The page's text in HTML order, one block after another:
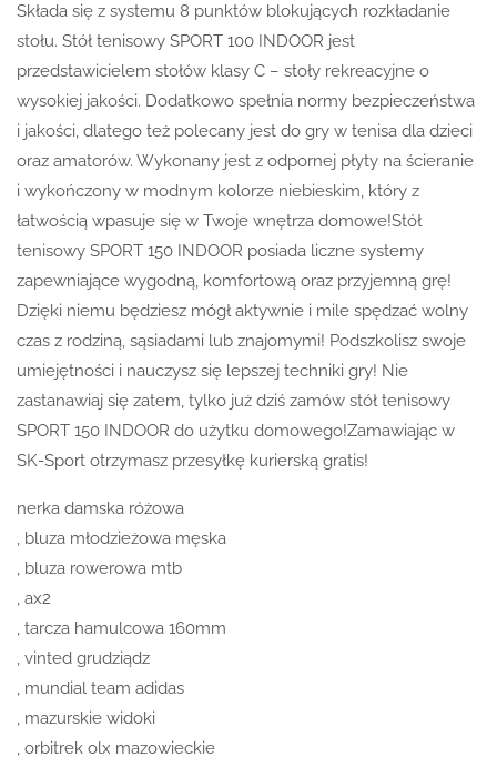
Składa się z systemu 8 punktów blokujących rozkładanie
stołu. Stół tenisowy SPORT 100 INDOOR jest
przedstawicielem stołów klasy C – stoły rekreacyjne o
wysokiej jakości. Dodatkowo spełnia normy bezpieczeństwa
i jakości, dlatego też polecany jest do gry w tenisa dla dzieci
oraz amatorów. Wykonany jest z odpornej płyty na ścieranie
i wykończony w modnym kolorze niebieskim, który z
łatwością wpasuje się w Twoje wnętrza domowe!Stół
tenisowy SPORT 150 INDOOR posiada liczne systemy
zapewniające wygodną, komfortową oraz przyjemną grę!
Dzięki niemu będziesz mógł aktywnie i mile spędzać wolny
czas z rodziną, sąsiadami lub znajomymi! Podszkolisz swoje
umiejętności i nauczysz się lepszej techniki gry! Nie
zastanawiaj się zatem, tylko już dziś zamów stół tenisowy
SPORT 150 INDOOR do użytku domowego!Zamawiając w
SK-Sport otrzymasz przesyłkę kurierską gratis!
nerka damska różowa
, bluza młodzieżowa męska
, bluza rowerowa mtb
, ax2
, tarcza hamulcowa 160mm
, vinted grudziądz
, mundial team adidas
, mazurskie widoki
, orbitrek olx mazowieckie